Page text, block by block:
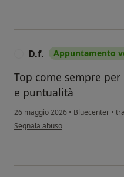
D.f. Appuntamento
Top come sempre
e puntualità
26 maggio 2026 • Bluecenter •
secondo l'opinione dell'utente D.f.
Segnala abuso